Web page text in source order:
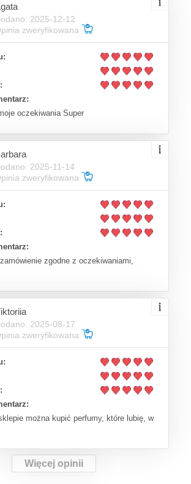
2025-12-12
zweryfikowana
oczekiwania Super
2025-11-14
zweryfikowana
zgodne z oczekiwaniami,
2025-08-17
zweryfikowana
można kupić perfumy, które lubię, w
Więcej opinii